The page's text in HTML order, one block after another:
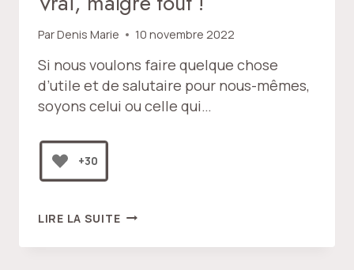
ParDenis Marie 10 novembre 2022
Si nous voulons faire quelque chose
d’utile et de salutaire pour nous-mêmes,
soyons celui ou celle qui…
+30
LIRE LA SUITEVRAI,
TOUT